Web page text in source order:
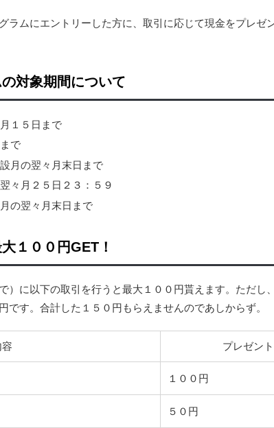
ラムにエントリーした方に、取引に応じて現金をプレゼ
対象期間について
１５日まで
で
月の翌々月末日まで
々月２５日２３：５９
の翌々月末日まで
１００円GET！
）に以下の取引を行うと最大１００円貰えます。ただし
す。合計した１５０円もらえませんのであしからず。
プレゼン
１００円
５０円